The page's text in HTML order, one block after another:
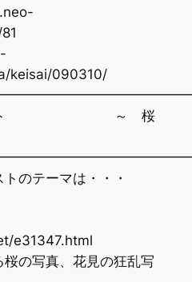
keisai/090310/
テスト ～ 桜
のテーマは・・・
e31347.html
の写真、花見の狂乱写